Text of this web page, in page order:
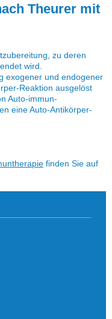
Theurer mit
zu deren
wird.
exogener und endogener
Reaktion ausgelöst
Auto-immun-
eine Auto-Antikörper-
finden Sie auf